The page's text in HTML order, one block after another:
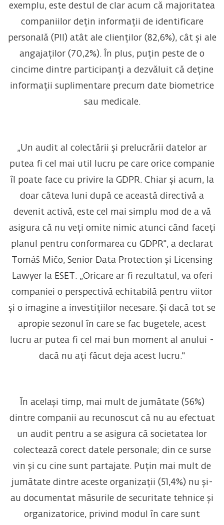
exemplu, este destul de clar acum că majoritatea
companiilor dețin informații de identificare
personală (PII) atât ale clienților (82,6%), cât și ale
angajaților (70,2%). În plus, puțin peste de o
cincime dintre participanți a dezvăluit că deține
informații suplimentare precum date biometrice
sau medicale.
„Un audit al colectării și prelucrării datelor ar
putea fi cel mai util lucru pe care orice companie
îl poate face cu privire la GDPR. Chiar și acum, la
doar câteva luni după ce această directivă a
devenit activă, este cel mai simplu mod de a vă
asigura că nu veți omite nimic atunci când faceți
planul pentru conformarea cu GDPR", a declarat
Tomáš Mičo, Senior Data Protection și Licensing
Lawyer la ESET. „Oricare ar fi rezultatul, va oferi
companiei o perspectivă echitabilă pentru viitor
și o imagine a investițiilor necesare. Și dacă tot se
apropie sezonul în care se fac bugetele, acest
lucru ar putea fi cel mai bun moment al anului -
dacă nu ați făcut deja acest lucru."
În același timp, mai mult de jumătate (56%)
dintre companii au recunoscut că nu au efectuat
un audit pentru a se asigura că societatea lor
colectează corect datele personale; din ce surse
vin și cu cine sunt partajate. Puțin mai mult de
jumătate dintre aceste organizații (51,4%) nu și-
au documentat măsurile de securitate tehnice și
organizatorice, privind modul în care sunt